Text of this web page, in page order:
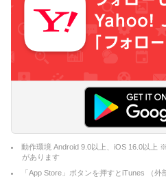
動作環境 Android 9.0以上、iOS 16.0以上
があります
「App Store」ボタンを押すとiTunes （